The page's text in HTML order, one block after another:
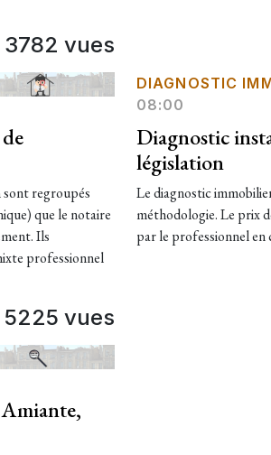
3782 vues
sont regroupés
que le notaire
Ils
professionnel
5225 vues
DIAGNOSTIC
08:00
Diagnostic
législation
Le diagnostic
méthodologie. Le prix
par le professionnel en